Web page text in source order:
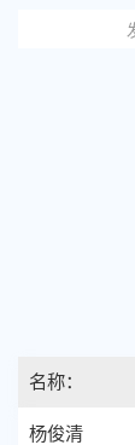
名称：
杨俊清